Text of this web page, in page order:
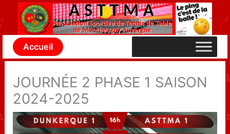
contenu
Accueil
JOURNÉE 2 PHASE 1 SAISON
2024-2025